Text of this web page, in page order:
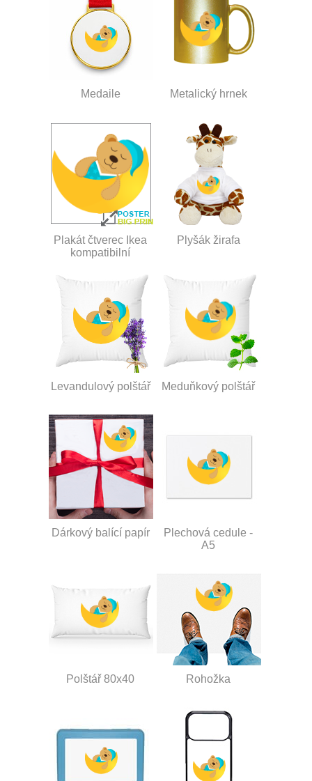
Medaile Metalický hrnek
Plakát čtverec Ikea
kompatibilní
Plyšák žirafa
Levandulový polštář Meduňkový polštář
Dárkový balící papír
Plechová cedule -
A5
Polštář 80x40 Rohožka